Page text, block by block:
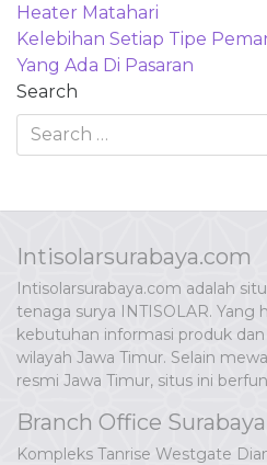
Heater Matahari
Kelebihan Setiap Tipe
Yang Ada Di Pasaran
Search
Intisolarsurabaya.com
Intisolarsurabaya.com adalah
tenaga surya INTISOLAR.
kebutuhan informasi produk
wilayah Jawa Timur. Selain
resmi Jawa Timur, situs ini
Branch Office Surabaya
Kompleks Tanrise Westgate